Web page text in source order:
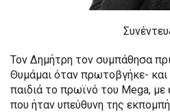
Τον Δημήτρη τον συμπάθησα
Θυμάμαι όταν πρωτοβγήκε- και
παιδιά το πρωϊνό του Mega, με
που ήταν υπεύθυνη της